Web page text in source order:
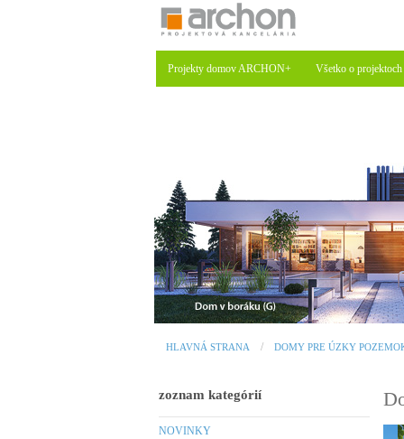
Projekty domov ARCHON+ Všetko o projektoch
HLAVNÁ STRANA DOMY PRE ÚZKY
zoznam kategórií
NOVINKY